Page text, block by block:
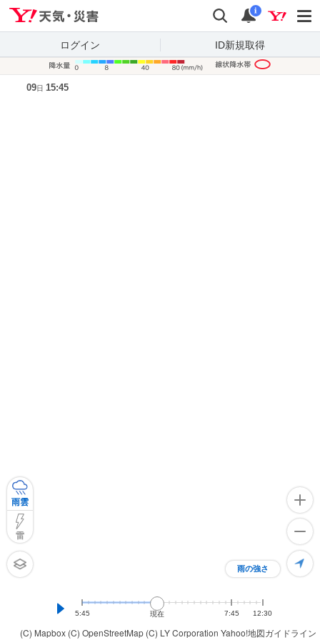
検索 通知
i
ログイン ID新規取得
(C) Mapbox (C) OpenStreetMap (C) LY Corporation Yahoo!地図ガイドライン
雨の強さ
雨雲
雷
5:45 現在 7:45 12:30
09日 15:45